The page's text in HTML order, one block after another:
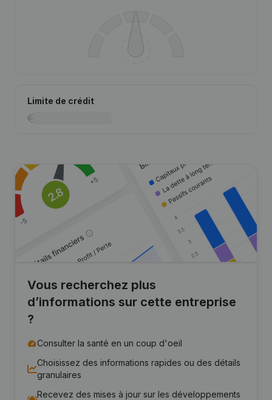
Limite de crédit
Vous recherchez plus
d’informations sur cette entreprise
?
Consulter la santé en un coup d'oeil
Choisissez des informations rapides ou des détails
granulaires
Recevez des mises à jour sur les développements